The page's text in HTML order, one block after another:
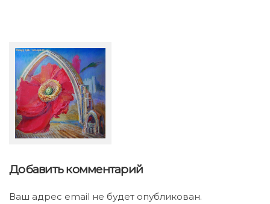
С. Опульс Афганистан.
Мак (2009)
Добавить комментарий
Ваш адрес email не будет опубликован.